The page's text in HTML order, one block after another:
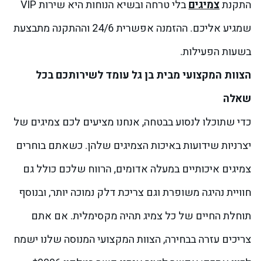
התקנתצמיגים
בלי טרחה ובשיא הנוחות היא שירות VIP
שמגיע אליכם. ההזמנה אפשרית 24/6 וההתקנה מתבצעת
בשעות הפעילות.
הצוות המקצועי מבית בן גל עומד לשירותכם בכל
שאלה
כדי שתוכלו לנסוע בבטחה, אנחנו מציעים לכם צמיגים של
יצרניות שידועות באיכות הצמיגים שלהן. כשאתם בוחרים
צמיגים איכותיים במעלה אדומים, הרווח שלכם כולל גם
חוויית נהיגה משופרת וגם צריכת דלק נמוכה יותר, ובנוסף
תוחלת החיים של כל צמיג תהיה מקסימלית. אם אתם
צריכים עזרה בבחירה, הצוות המקצועי המנוסה שלנו ישמח